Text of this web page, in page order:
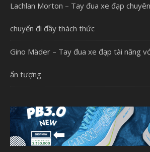
Lachlan Morton – Tay đua xe đạp
chuyến đi đầy thách thức
Gino Mäder – Tay đua xe đạp tài năng
ấn tượng